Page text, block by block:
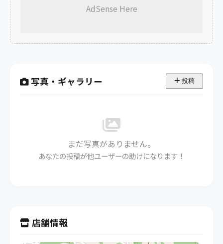
AdSense Here
写真・ギャラリー 投稿
まだ写真がありません。
あなたの投稿が他ユーザーの助けになります！
店舗情報